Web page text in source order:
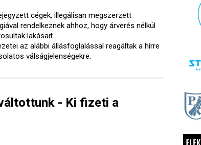
cégek, illegálisan megszerzett
rendelkeznek ahhoz, hogy árverés nélkül
lakásait.
az alábbi állásfoglalással reagáltak a hírre
válságjelenségekre.
- Ki fizeti a